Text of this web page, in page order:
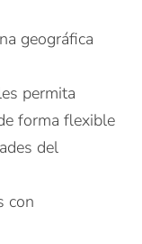
geográfica
permita
forma flexible
del
con